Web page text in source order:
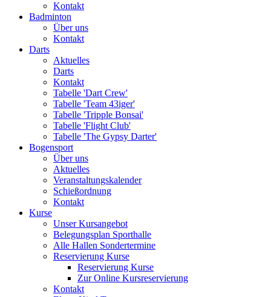
Kontakt
Badminton
Über uns
Kontakt
Darts
Aktuelles
Darts
Kontakt
Tabelle 'Dart Crew'
Tabelle 'Team 43iger'
Tabelle 'Tripple Bonsai'
Tabelle 'Flight Club'
Tabelle 'The Gypsy Darter'
Bogensport
Über uns
Aktuelles
Veranstaltungskalender
Schießordnung
Kontakt
Kurse
Unser Kursangebot
Belegungsplan Sporthalle
Alle Hallen Sondertermine
Reservierung Kurse
Reservierung Kurse
Zur Online Kursreservierung
Kontakt